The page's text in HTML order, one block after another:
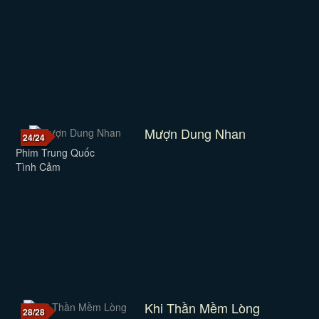
24/24 Mượn Dung Nhan
Phim Trung Quốc
Tình Cảm
28/28 Khi Thần Mềm Lòng